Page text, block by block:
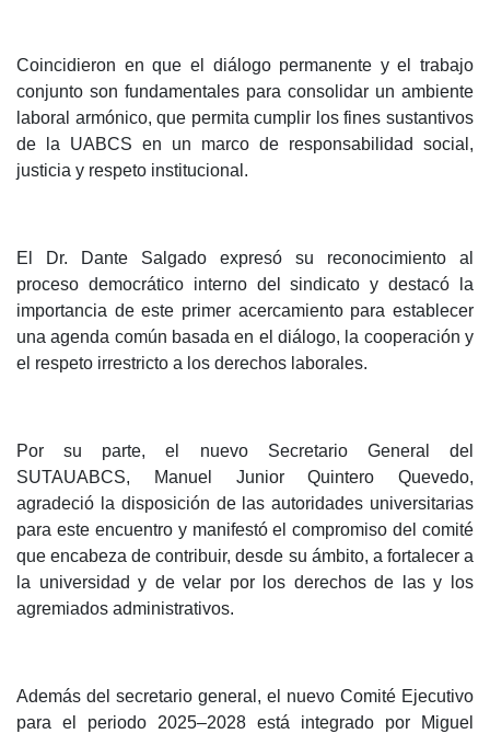
Coincidieron en que el diálogo permanente y el trabajo
conjunto son fundamentales para consolidar un ambiente
laboral armónico, que permita cumplir los fines sustantivos
de la UABCS en un marco de responsabilidad social,
justicia y respeto institucional.
El Dr. Dante Salgado expresó su reconocimiento al
proceso democrático interno del sindicato y destacó la
importancia de este primer acercamiento para establecer
una agenda común basada en el diálogo, la cooperación y
el respeto irrestricto a los derechos laborales.
Por su parte, el nuevo Secretario General del
SUTAUABCS, Manuel Junior Quintero Quevedo,
agradeció la disposición de las autoridades universitarias
para este encuentro y manifestó el compromiso del comité
que encabeza de contribuir, desde su ámbito, a fortalecer a
la universidad y de velar por los derechos de las y los
agremiados administrativos.
Además del secretario general, el nuevo Comité Ejecutivo
para el periodo 2025–2028 está integrado por Miguel